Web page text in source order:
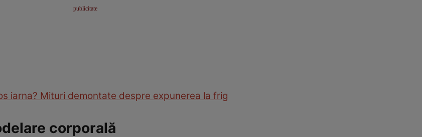
iarna? Mituri demontate despre expunerea la frig
corporală